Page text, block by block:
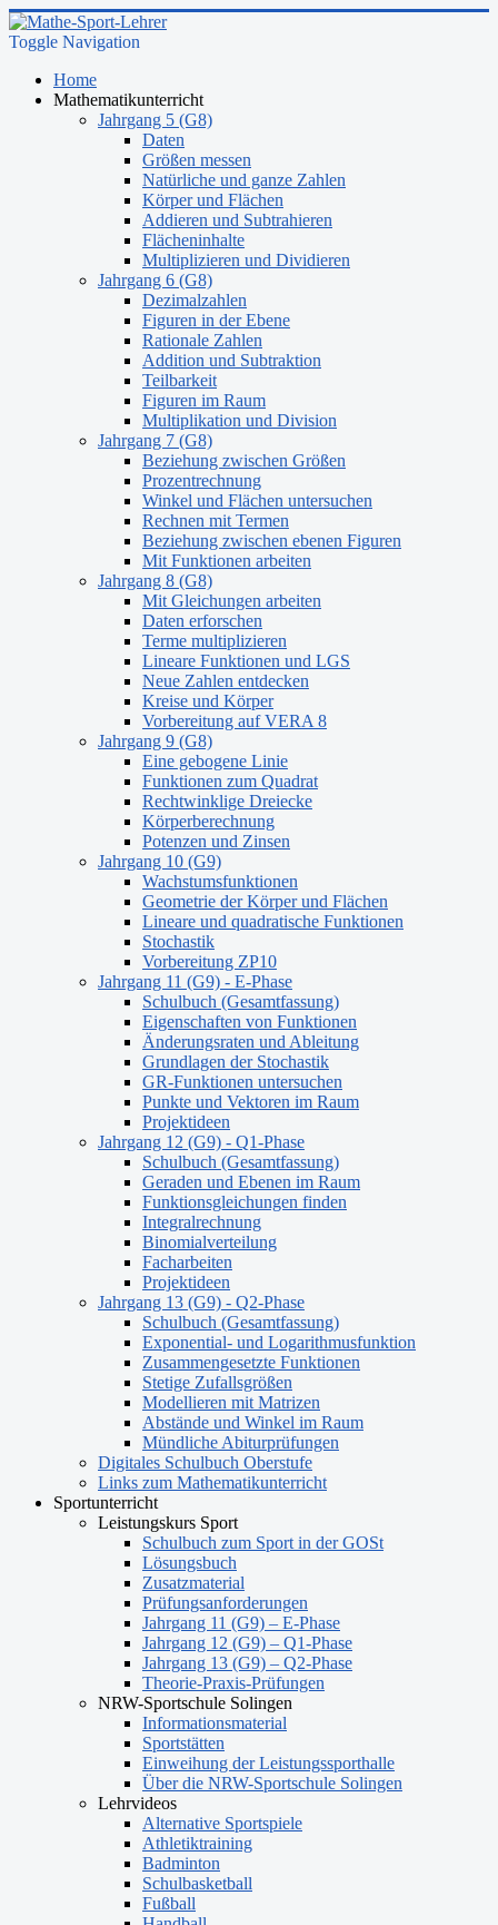
Toggle Navigation
Home
Mathematikunterricht
Jahrgang 5 (G8)
Daten
Größen messen
Natürliche und ganze Zahlen
Körper und Flächen
Addieren und Subtrahieren
Flächeninhalte
Multiplizieren und Dividieren
Jahrgang 6 (G8)
Dezimalzahlen
Figuren in der Ebene
Rationale Zahlen
Addition und Subtraktion
Teilbarkeit
Figuren im Raum
Multiplikation und Division
Jahrgang 7 (G8)
Beziehung zwischen Größen
Prozentrechnung
Winkel und Flächen untersuchen
Rechnen mit Termen
Beziehung zwischen ebenen Figuren
Mit Funktionen arbeiten
Jahrgang 8 (G8)
Mit Gleichungen arbeiten
Daten erforschen
Terme multiplizieren
Lineare Funktionen und LGS
Neue Zahlen entdecken
Kreise und Körper
Vorbereitung auf VERA 8
Jahrgang 9 (G8)
Eine gebogene Linie
Funktionen zum Quadrat
Rechtwinklige Dreiecke
Körperberechnung
Potenzen und Zinsen
Jahrgang 10 (G9)
Wachstumsfunktionen
Geometrie der Körper und Flächen
Lineare und quadratische Funktionen
Stochastik
Vorbereitung ZP10
Jahrgang 11 (G9) - E-Phase
Schulbuch (Gesamtfassung)
Eigenschaften von Funktionen
Änderungsraten und Ableitung
Grundlagen der Stochastik
GR-Funktionen untersuchen
Punkte und Vektoren im Raum
Projektideen
Jahrgang 12 (G9) - Q1-Phase
Schulbuch (Gesamtfassung)
Geraden und Ebenen im Raum
Funktionsgleichungen finden
Integralrechnung
Binomialverteilung
Facharbeiten
Projektideen
Jahrgang 13 (G9) - Q2-Phase
Schulbuch (Gesamtfassung)
Exponential- und Logarithmusfunktion
Zusammengesetzte Funktionen
Stetige Zufallsgrößen
Modellieren mit Matrizen
Abstände und Winkel im Raum
Mündliche Abiturprüfungen
Digitales Schulbuch Oberstufe
Links zum Mathematikunterricht
Sportunterricht
Leistungskurs Sport
Schulbuch zum Sport in der GOSt
Lösungsbuch
Zusatzmaterial
Prüfungsanforderungen
Jahrgang 11 (G9) – E-Phase
Jahrgang 12 (G9) – Q1-Phase
Jahrgang 13 (G9) – Q2-Phase
Theorie-Praxis-Prüfungen
NRW-Sportschule Solingen
Informationsmaterial
Sportstätten
Einweihung der Leistungssporthalle
Über die NRW-Sportschule Solingen
Lehrvideos
Alternative Sportspiele
Athletiktraining
Badminton
Schulbasketball
Fußball